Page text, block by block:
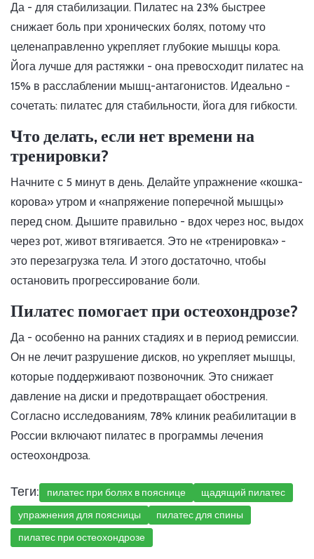
Да - для стабилизации. Пилатес на 23% быстрее
снижает боль при хронических болях, потому что
целенаправленно укрепляет глубокие мышцы кора.
Йога лучше для растяжки - она превосходит пилатес на
15% в расслаблении мышц-антагонистов. Идеально -
сочетать: пилатес для стабильности, йога для гибкости.
Что делать, если нет времени на
тренировки?
Начните с 5 минут в день. Делайте упражнение «кошка-
корова» утром и «напряжение поперечной мышцы»
перед сном. Дышите правильно - вдох через нос, выдох
через рот, живот втягивается. Это не «тренировка» -
это перезагрузка тела. И этого достаточно, чтобы
остановить прогрессирование боли.
Пилатес помогает при остеохондрозе?
Да - особенно на ранних стадиях и в период ремиссии.
Он не лечит разрушение дисков, но укрепляет мышцы,
которые поддерживают позвоночник. Это снижает
давление на диски и предотвращает обострения.
Согласно исследованиям, 78% клиник реабилитации в
России включают пилатес в программы лечения
остеохондроза.
Теги: пилатес при болях в пояснице
щадящий пилатес
упражнения для поясницы
пилатес для спины
пилатес при остеохондрозе